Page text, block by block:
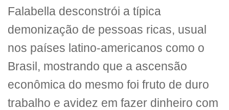
Falabella desconstrói a típica
demonização de pessoas ricas, usual
nos países latino-americanos como o
Brasil, mostrando que a ascensão
econômica do mesmo foi fruto de duro
trabalho e avidez em fazer dinheiro com